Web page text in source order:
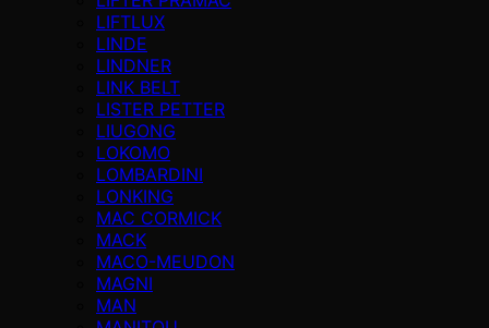
LIFTLUX
LINDE
LINDNER
LINK BELT
LISTER PETTER
LIUGONG
LOKOMO
LOMBARDINI
LONKING
MAC CORMICK
MACK
MACO-MEUDON
MAGNI
MAN